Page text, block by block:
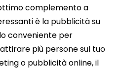
complemento a
è la pubblicità su
conveniente per
più persone sul tuo
o pubblicità online, il